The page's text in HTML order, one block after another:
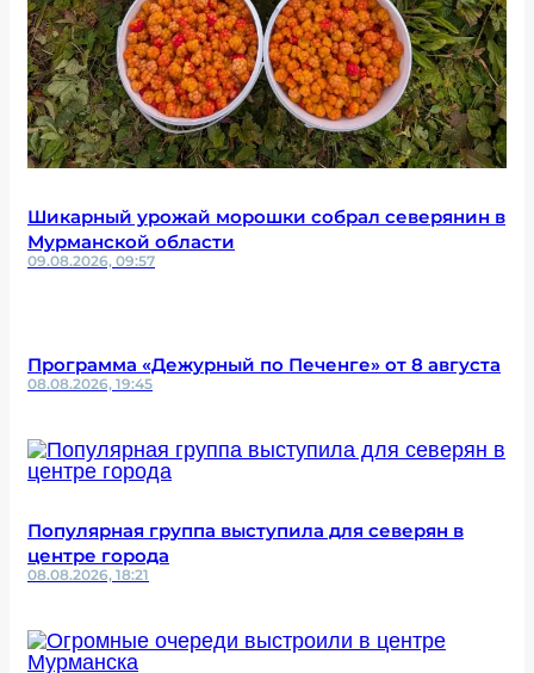
Шикарный урожай морошки собрал северянин в
Мурманской области
09.08.2026, 09:57
Программа «Дежурный по Печенге» от 8 августа
08.08.2026, 19:45
Популярная группа выступила для северян в
центре города
08.08.2026, 18:21